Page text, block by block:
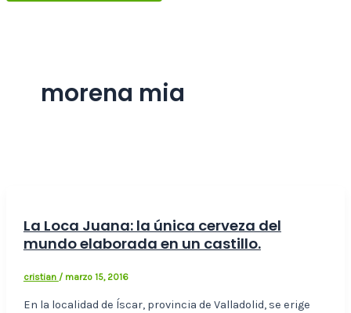
morena mia
La Loca Juana: la única cerveza del
mundo elaborada en un castillo.
cristian / marzo 15, 2016
En la localidad de Íscar, provincia de Valladolid, se erige